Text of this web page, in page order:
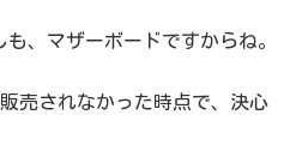
、マザーボードですからね。
販売されなかった時点で、決心